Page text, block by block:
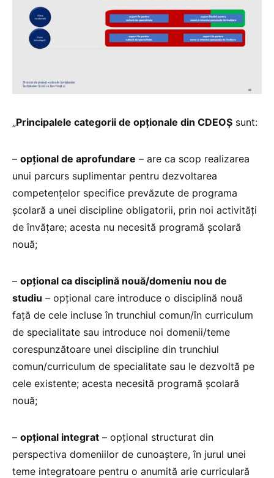
„Principalele categorii de opționale din CDEOȘ sunt:
– opțional de aprofundare – are ca scop realizarea
unui parcurs suplimentar pentru dezvoltarea
competențelor specifice prevăzute de programa
școlară a unei discipline obligatorii, prin noi activități
de învățare; acesta nu necesită programă școlară
nouă;
– opțional ca disciplină nouă/domeniu nou de
studiu – opțional care introduce o disciplină nouă
față de cele incluse în trunchiul comun/în curriculum
de specialitate sau introduce noi domenii/teme
corespunzătoare unei discipline din trunchiul
comun/curriculum de specialitate sau le dezvoltă pe
cele existente; acesta necesită programă școlară
nouă;
– opțional integrat – opțional structurat din
perspectiva domeniilor de cunoaștere, în jurul unei
teme integratoare pentru o anumită arie curriculară